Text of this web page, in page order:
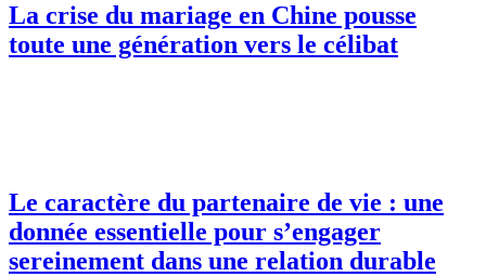
La crise du mariage en Chine pousse
toute une génération vers le célibat
Le caractère du partenaire de vie : une
donnée essentielle pour s’engager
sereinement dans une relation durable